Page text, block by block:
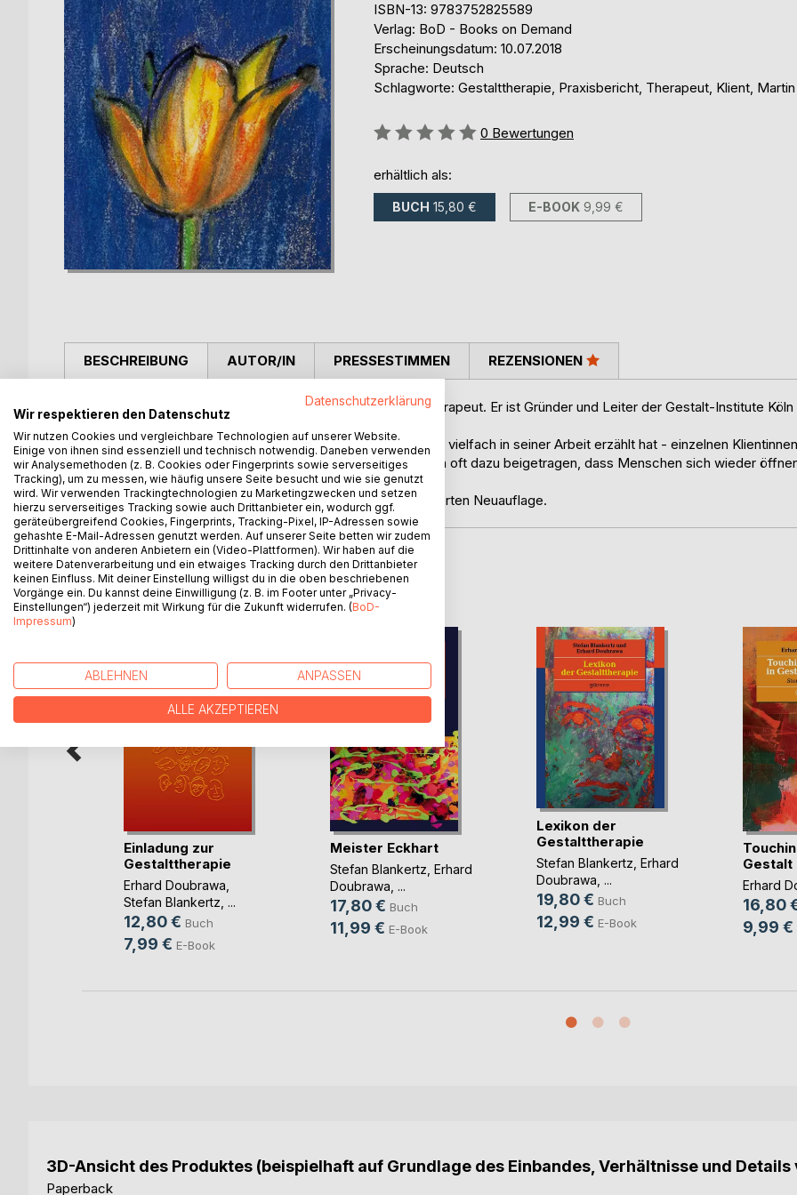
ISBN-13: 9783752825589
Verlag: BoD - Books on Demand
Erscheinungsdatum: 10.07.2018
Sprache: Deutsch
Schlagworte: Gestalttherapie, Praxisbericht, Therapeut, Klient,
Bewertung::
0 Bewertungen
erhältlich als:
BUCH 15,80 € E-BOOK 9,99 €
BESCHREIBUNG
Erhard Doubrawa arbeitet seit vielen Jahren als Gestalttherapeut. Er ist Gründer und Leiter der Gestalt-Institute Köln
In diesem Buch versammelt der Autor Geschichten, die er vielfach in seiner Arbeit erzählt hat - einzelnen Klientinnen
und Klienten, in Workshops und Gruppen. Sie haben schon oft dazu beigetragen, dass Menschen sich wieder
und so von anderen seelisch berühren lassen konnten.
Ein Klassiker der Gestalttherapie in einer erheblich erweiterten Neuauflage.
AUTOR/IN PRESSESTIMMEN REZENSIONEN
WEITERE TITEL BEIBoD
Einladung zur
Gestalttherapie
Erhard Doubrawa
Stefan Blankertz , ...
12,80 € Buch
7,99 € E-Book
Meister Eckhart
Stefan Blankertz Erhard
Doubrawa , ...
17,80 € Buch
11,99 € E-Book
Lexikon der
Gestalttherapie
Stefan Blankertz Erhard
Doubrawa , ...
19,80 € Buch
12,99 € E-Book
Gestalt
Erhard
16,80
9,99 €
3D-Ansicht des Produktes (beispielhaft auf Grundlage des Einbandes, Verhältnisse und
Paperback
Datenschutzerklärung
Wir respektieren den Datenschutz
Wir nutzen Cookies und vergleichbare Technologien auf unserer Website.
Einige von ihnen sind essenziell und technisch notwendig. Daneben verwenden
wir Analysemethoden (z. B. Cookies oder Fingerprints sowie serverseitiges
Tracking), um zu messen, wie häufig unsere Seite besucht und wie sie genutzt
wird. Wir verwenden Trackingtechnologien zu Marketingzwecken und setzen
hierzu serverseitiges Tracking sowie auch Drittanbieter ein, wodurch ggf.
geräteübergreifend Cookies, Fingerprints, Tracking-Pixel, IP-Adressen sowie
gehashte E-Mail-Adressen genutzt werden. Auf unserer Seite betten wir zudem
Drittinhalte von anderen Anbietern ein (Video-Plattformen). Wir haben auf die
weitere Datenverarbeitung und ein etwaiges Tracking durch den Drittanbieter
keinen Einfluss. Mit deiner Einstellung willigst du in die oben beschriebenen
Vorgänge ein. Du kannst deine Einwilligung (z. B. im Footer unter „Privacy-
Einstellungen“) jederzeit mit Wirkung für die Zukunft widerrufen. (BoD-
Impressum)
ABLEHNEN ANPASSEN
ALLE AKZEPTIEREN